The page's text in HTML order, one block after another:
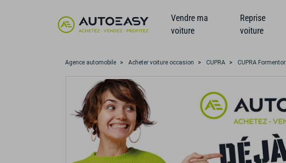
Vendre ma
voiture
Reprise
voiture
Agence automobile Acheter voiture occasion CUPRA CUPRA Formentor